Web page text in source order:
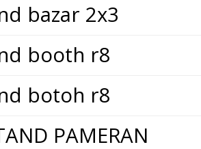
bazar 2x3
booth r8
botoh r8
PAMERAN